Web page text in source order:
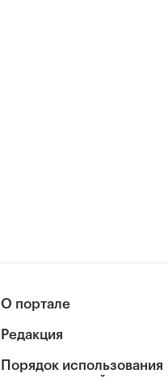
О портале
Редакция
Порядок использования